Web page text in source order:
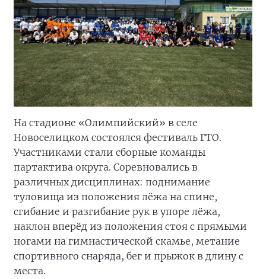
На стадионе «Олимпийский» в селе
Новоселицком состоялся фестиваль ГТО.
Участниками стали сборные команды
партактива округа. Соревновались в
различных дисциплинах: поднимание
туловища из положения лёжа на спине,
сгибание и разгибание рук в упоре лёжа,
наклон вперёд из положения стоя с прямыми
ногами на гимнастической скамье, метание
спортивного снаряда, бег и прыжок в длину с
места.